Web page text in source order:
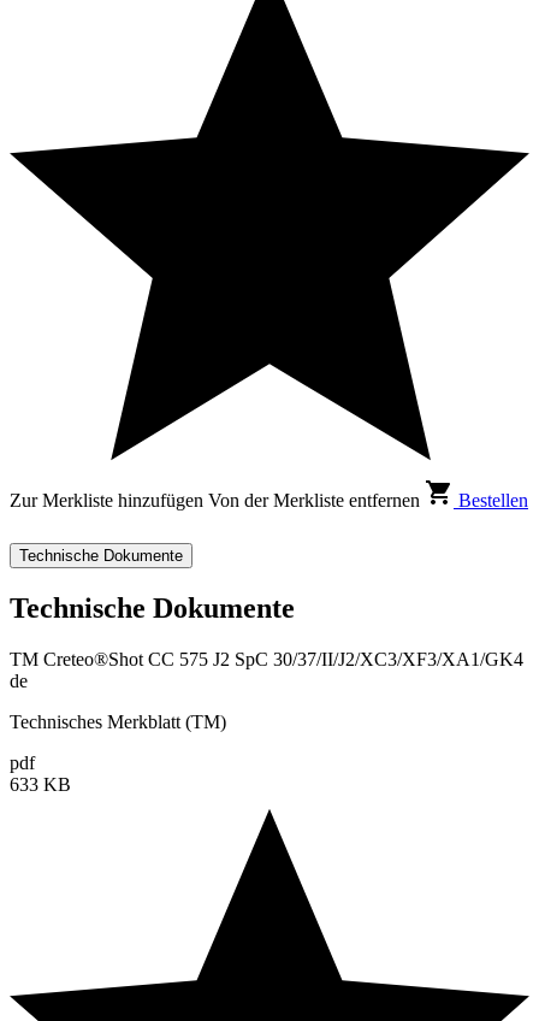
Zur Merkliste hinzufügen Von der Merkliste entfernen Bestellen
Technische Dokumente
Technische Dokumente
TM Creteo®Shot CC 575 J2 SpC 30/37/II/J2/XC3/XF3/XA1/GK4
de
Technisches Merkblatt (TM)
pdf
633 KB